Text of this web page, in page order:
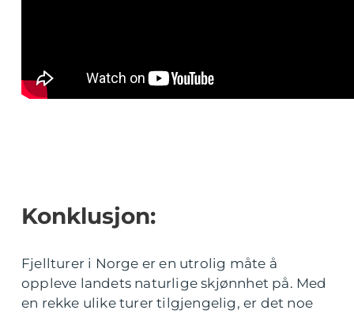
Konklusjon:
Fjellturer i Norge er en utrolig måte å
oppleve landets naturlige skjønnhet på. Med
en rekke ulike turer tilgjengelig, er det noe